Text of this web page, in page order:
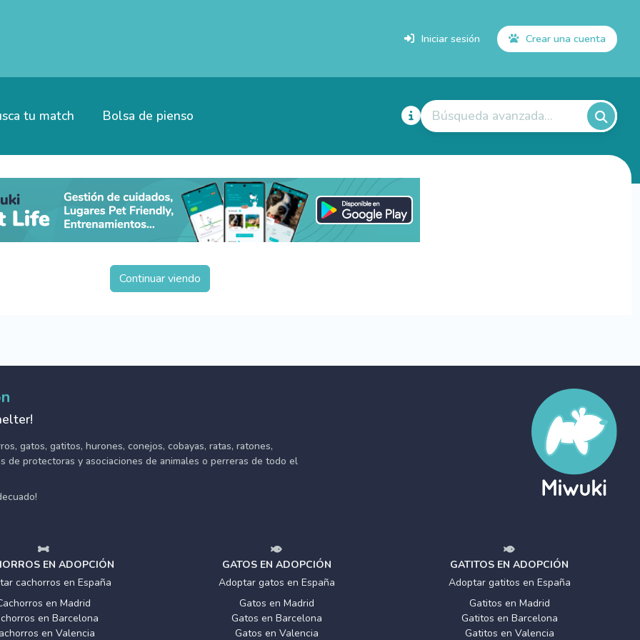
Iniciar sesión Crear una cuenta
tu match Bolsa de pienso Búsqueda avanzada...
Continuar viendo
gatos, gatitos, hurones, conejos, cobayas, ratas, ratones,
de protectoras y asociaciones de animales o perreras de todo el
EN ADOPCIÓN
cachorros en España
en Madrid
en Barcelona
en Valencia
GATOS EN ADOPCIÓN
Adoptar gatos en España
Gatos en Madrid
Gatos en Barcelona
Gatos en Valencia
GATITOS EN ADOPCIÓN
Adoptar gatitos en España
Gatitos en Madrid
Gatitos en Barcelona
Gatitos en Valencia